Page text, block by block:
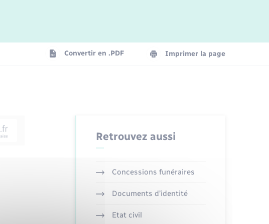
Convertir en .PDF Imprimer la page
Retrouvez aussi
Concessions funéraires
Documents d’identité
Etat civil